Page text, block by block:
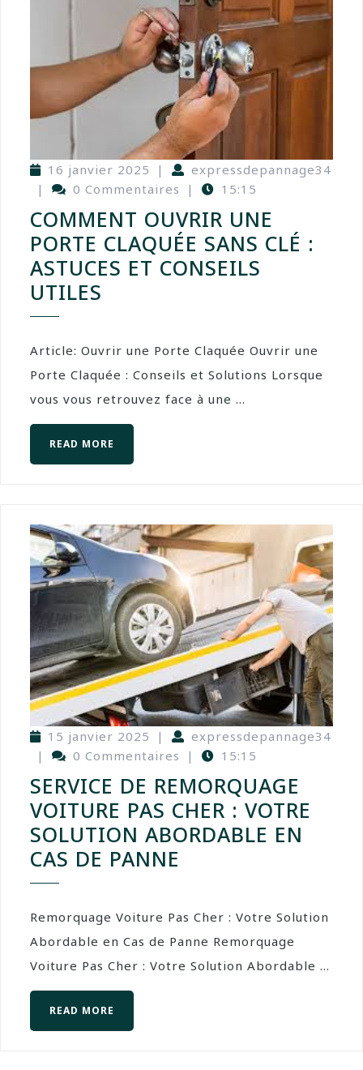
16 janvier 2025 |
expressdepannage34
|
0 Commentaires | 15:15
COMMENT OUVRIR UNE
PORTE CLAQUÉE SANS CLÉ :
ASTUCES ET CONSEILS
UTILES
Article: Ouvrir une Porte Claquée Ouvrir une
Porte Claquée : Conseils et Solutions Lorsque
vous vous retrouvez face à une ...
READ MORE
15 janvier 2025 |
expressdepannage34
|
0 Commentaires | 15:15
SERVICE DE REMORQUAGE
VOITURE PAS CHER : VOTRE
SOLUTION ABORDABLE EN
CAS DE PANNE
Remorquage Voiture Pas Cher : Votre Solution
Abordable en Cas de Panne Remorquage
Voiture Pas Cher : Votre Solution Abordable ...
READ MORE